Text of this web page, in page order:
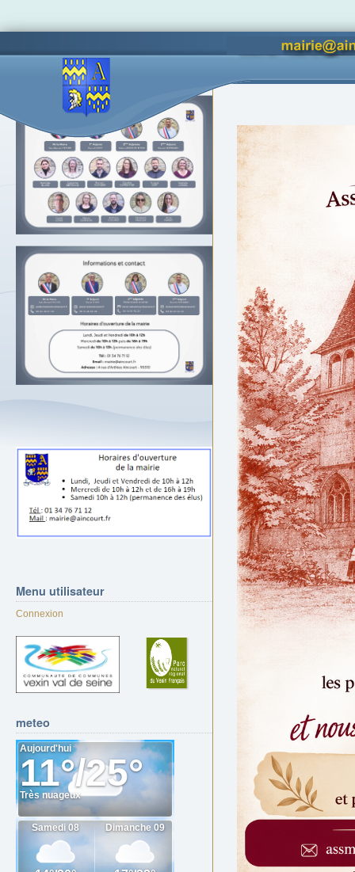
Accès lettres d'informations
Menu utilisateur
Connexion
meteo
Vous êtes ici : Accueil